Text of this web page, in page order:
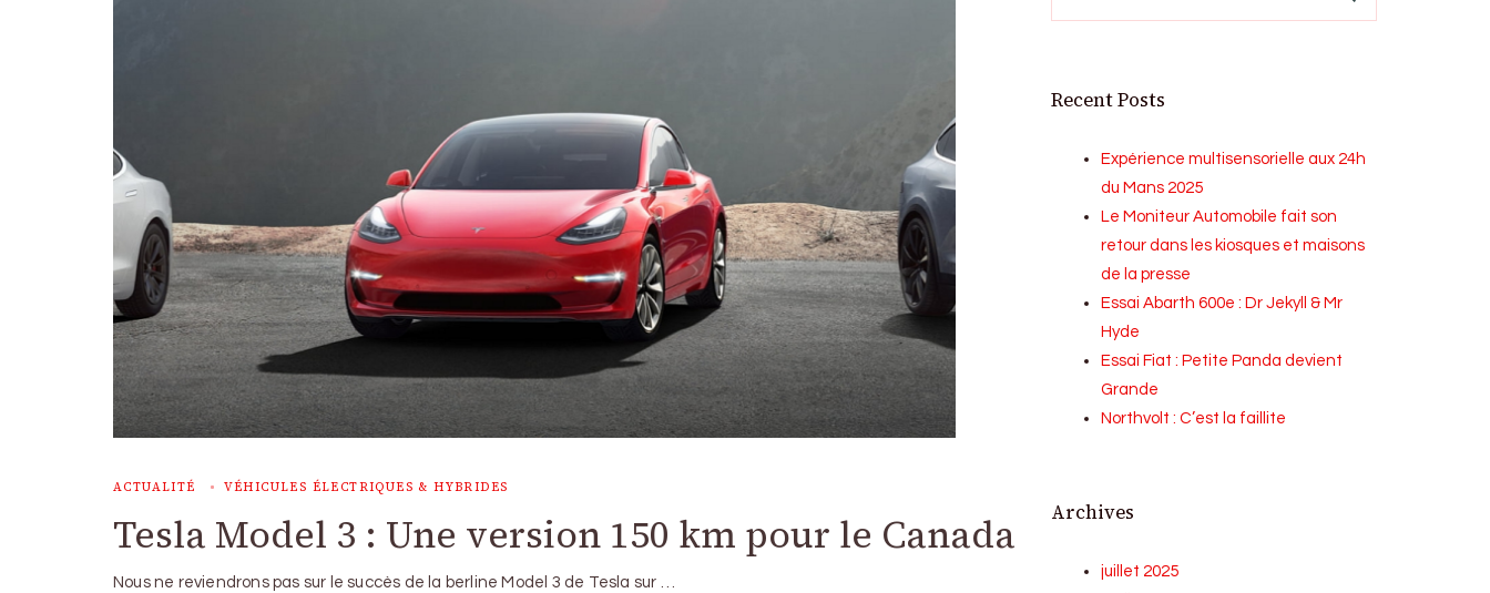
ACTUALITÉ VÉHICULES ÉLECTRIQUES & HYBRIDES
Tesla Model 3 : Une version 150 km pour le Canada
Nous ne reviendrons pas sur le succès de la berline Model 3 de Tesla sur …
Recent Posts
Expérience multisensorielle aux 24h
du Mans 2025
Le Moniteur Automobile fait son
retour dans les kiosques et maisons
de la presse
Essai Abarth 600e : Dr Jekyll & Mr
Hyde
Essai Fiat : Petite Panda devient
Grande
Northvolt : C’est la faillite
Archives
juillet 2025